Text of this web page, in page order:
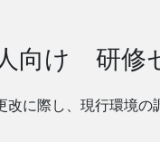
向け 研修
改に際し、現行環境の